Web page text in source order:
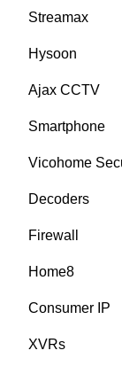
Streamax
Hysoon
Ajax CCTV
Smartphone
Vicohome
Decoders
Firewall
Home8
Consumer IP
XVRs